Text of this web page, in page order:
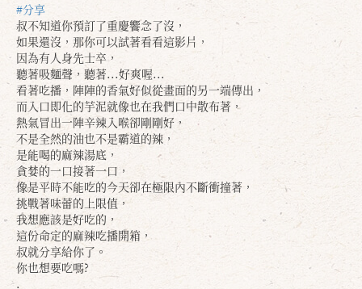
#分享
叔不知道你預訂了重慶饗念了沒，
如果還沒，那你可以試著看看這影片，
因為有人身先士卒，
聽著吸麵聲，聽著...好爽喔...
看著吃播，陣陣的香氣好似從畫面的另一端傳出，
而入口即化的芋泥就像也在我們口中散布著，
熱氣冒出一陣辛辣入喉卻剛剛好，
不是全然的油也不是霸道的辣，
是能喝的麻辣湯底，
貪婪的一口接著一口，
像是平時不能吃的今天卻在極限內不斷衝撞著，
挑戰著味蕾的上限值，
我想應該是好吃的，
這份命定的麻辣吃播開箱，
叔就分享給你了。
你也想要吃嗎?
.